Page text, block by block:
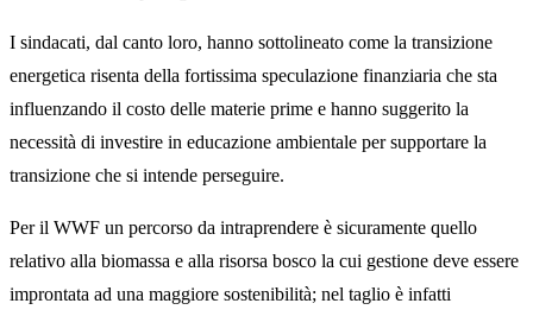
I sindacati, dal canto loro, hanno sottolineato come la transizione
energetica risenta della fortissima speculazione finanziaria che sta
influenzando il costo delle materie prime e hanno suggerito la
necessità di investire in educazione ambientale per supportare la
transizione che si intende perseguire.
Per il WWF un percorso da intraprendere è sicuramente quello
relativo alla biomassa e alla risorsa bosco la cui gestione deve essere
improntata ad una maggiore sostenibilità; nel taglio è infatti